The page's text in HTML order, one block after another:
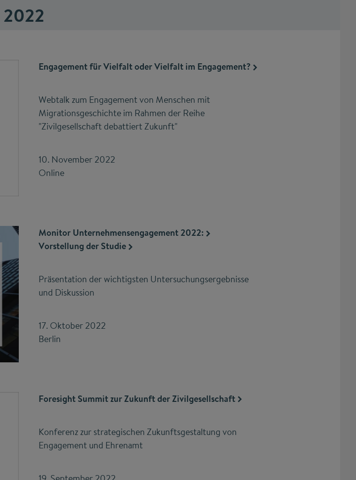
2022
Engagement für Vielfalt oder Vielfalt im Engagement?
Webtalk zum Engagement von Menschen mit
Migrationsgeschichte im Rahmen der Reihe
"Zivilgesellschaft debattiert Zukunft"
10. November 2022
Online
Monitor Unternehmensengagement 2022:
Vorstellung der Studie
Präsentation der wichtigsten Untersuchungsergebnisse
und Diskussion
17. Oktober 2022
Berlin
Foresight Summit zur Zukunft der Zivilgesellschaft
Konferenz zur strategischen Zukunftsgestaltung von
Engagement und Ehrenamt